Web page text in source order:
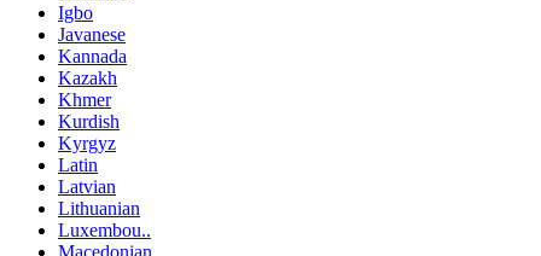
Igbo
Javanese
Kannada
Kazakh
Khmer
Kurdish
Kyrgyz
Latin
Latvian
Lithuanian
Luxembou..
Macedonian